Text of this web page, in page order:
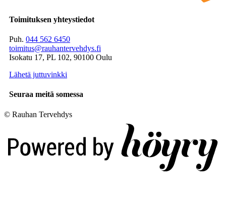
Toimituksen yhteystiedot
Puh. 044 562 6450
toimitus@rauhantervehdys.fi
Isokatu 17, PL 102, 90100 Oulu
Lähetä juttuvinkki
Seuraa meitä somessa
© Rauhan Tervehdys